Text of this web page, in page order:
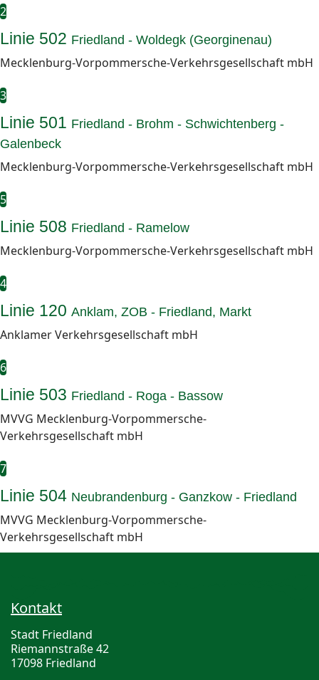
2
Linie 502 Friedland - Woldegk (Georginenau)
Mecklenburg-Vorpommersche-Verkehrsgesellschaft mbH
3
Linie 501 Friedland - Brohm - Schwichtenberg -
Galenbeck
Mecklenburg-Vorpommersche-Verkehrsgesellschaft mbH
5
Linie 508 Friedland - Ramelow
Mecklenburg-Vorpommersche-Verkehrsgesellschaft mbH
4
Linie 120 Anklam, ZOB - Friedland, Markt
Anklamer Verkehrsgesellschaft mbH
6
Linie 503 Friedland - Roga - Bassow
MVVG Mecklenburg-Vorpommersche-
Verkehrsgesellschaft mbH
7
Linie 504 Neubrandenburg - Ganzkow - Friedland
MVVG Mecklenburg-Vorpommersche-
Verkehrsgesellschaft mbH
Kontakt
Stadt Friedland
Riemannstraße 42
17098 Friedland